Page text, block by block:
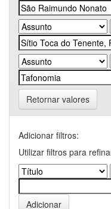
Retornar valores
Adicionar filtros:
Utilizar filtros para